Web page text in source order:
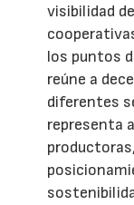
visibilidad
los puntos
reúne a
diferentes
representa